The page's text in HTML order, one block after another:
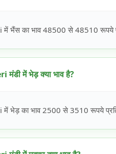
भैंस का भाव 48500 से 48510 रूपये
मंडी में भेड़ क्या भाव है?
भेड़ का भाव 2500 से 3510 रूपये